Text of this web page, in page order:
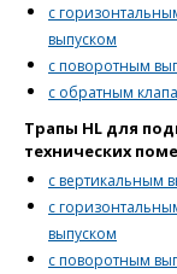
с
выпуском
с поворотным
с обратным
Трапы HL для
технических
с вертикальным
с
выпуском
с поворотным